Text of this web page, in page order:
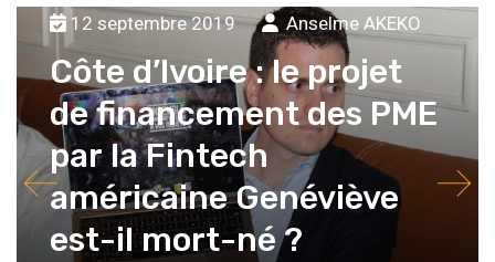
12 septembre 2019 Anselme AKEKO
Côte d’Ivoire : le projet
de financement des PME
par la Fintech
américaine Genéviève
est-il mort-né ?